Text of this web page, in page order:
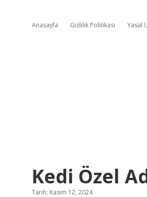
Anasayfa Gizlilik Politikası Yasal
Kedi Özel
Tarih: Kasım 12, 2024